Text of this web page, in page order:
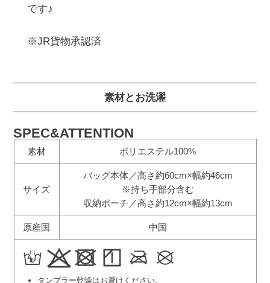
です♪
※JR貨物承認済
素材とお洗濯
SPEC&ATTENTION
素材 ポリエステル100%
サイズ
バッグ本体／高さ約60cm×幅約46cm
※持ち手部分含む
収納ポーチ／高さ約12cm×幅約13cm
原産国 中国
タンブラー乾燥はお避けください。